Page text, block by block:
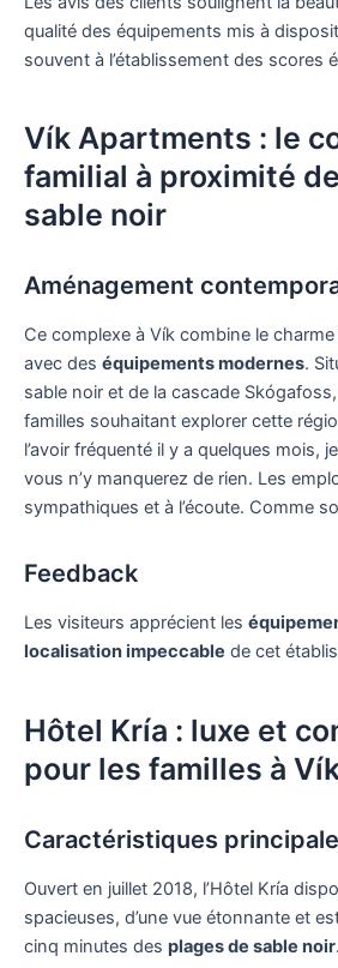
qualité des équipements mis à
souvent à l’établissement des scores
Vík Apartments : le
familial à proximité
sable noir
Aménagement
Ce complexe à Vík combine le
avec des équipements modernes.
sable noir et de la cascade
familles souhaitant explorer cette
l’avoir fréquenté il y a quelques mois,
vous n’y manquerez de rien. Les
sympathiques et à l’écoute. Comme
Feedback
Les visiteurs apprécient les
localisation impeccable de cet
Hôtel Kría : luxe et
pour les familles à
Caractéristiques
Ouvert en juillet 2018, l’Hôtel Kría
spacieuses, d’une vue étonnante et
cinq minutes des plages de sable noir